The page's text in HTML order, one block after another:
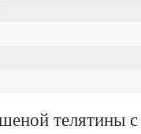
телятины